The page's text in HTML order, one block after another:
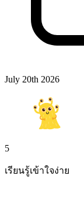
July 20th 2026
5
เรียนรู้เข้าใจง่าย